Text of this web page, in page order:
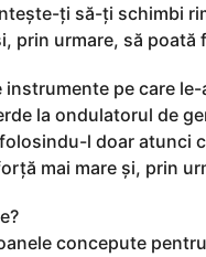
ți să-ți schimbi
prin urmare, să poată
instrumente pe care
la ondulatorul de
l doar atunci
mai mare și, prin
concepute